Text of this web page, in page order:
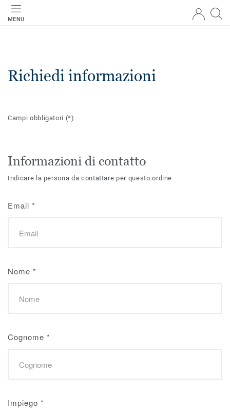
MENU
Richiedi informazioni
Campi obbligatori (*)
Informazioni di contatto
Indicare la persona da contattare per questo ordine
Email *
Nome *
Cognome *
Impiego *